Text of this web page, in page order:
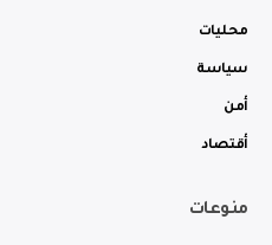
محليات
سياسة
أمن
أقتصاد
منوعات